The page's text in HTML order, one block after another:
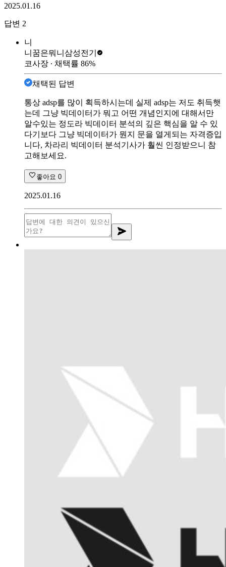
2025.01.16
답변 2
니
니꿈은뭐니 삼성전기
코사장 ∙ 채택률 86%
채택된 답변
통상 adsp를 많이 획득하시는데 실제 adsp는 저도 취득햇
는데 그냥 빅데이터가 뭐고 어떤 개념인지에 대해서만
알수있는 정도라 빅데이터 분석의 깊은 핵심을 알 수 있
다기보다 그냥 빅데이터가 뭔지 문을 열게되는 자격증입
니다, 차라리 빅데이터 분석기사가 훨씬 인정받으니 참
고해보세요.
좋아요 0
2025.01.16